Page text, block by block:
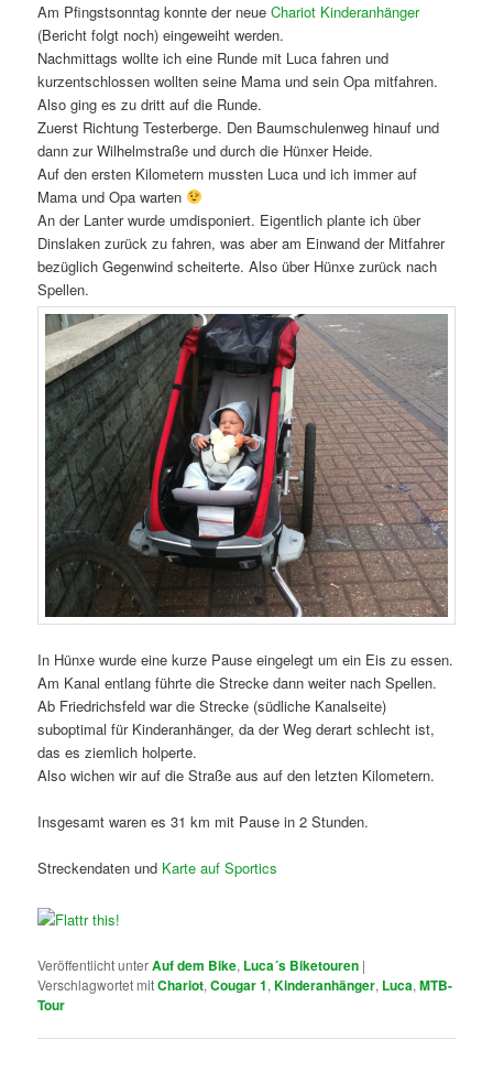
Am Pfingstsonntag konnte der neueChariot Kinderanhänger
(Bericht folgt noch) eingeweiht werden.
Nachmittags wollte ich eine Runde mit Luca fahren und
kurzentschlossen wollten seine Mama und sein Opa mitfahren.
Also ging es zu dritt auf die Runde.
Zuerst Richtung Testerberge. Den Baumschulenweg hinauf und
dann zur Wilhelmstraße und durch die Hünxer Heide.
Auf den ersten Kilometern mussten Luca und ich immer auf
Mama und Opa warten
An der Lanter wurde umdisponiert. Eigentlich plante ich über
Dinslaken zurück zu fahren, was aber am Einwand der Mitfahrer
bezüglich Gegenwind scheiterte. Also über Hünxe zurück nach
Spellen.
In Hünxe wurde eine kurze Pause eingelegt um ein Eis zu essen.
Am Kanal entlang führte die Strecke dann weiter nach Spellen.
Ab Friedrichsfeld war die Strecke (südliche Kanalseite)
suboptimal für Kinderanhänger, da der Weg derart schlecht ist,
das es ziemlich holperte.
Also wichen wir auf die Straße aus auf den letzten Kilometern.
Insgesamt waren es 31 km mit Pause in 2 Stunden.
Streckendaten und Karte auf Sportics
Veröffentlicht unterAuf dem Bike, Luca´s Biketouren |
Verschlagwortet mitChariot,Cougar 1,Kinderanhänger, Luca,MTB-
Tour